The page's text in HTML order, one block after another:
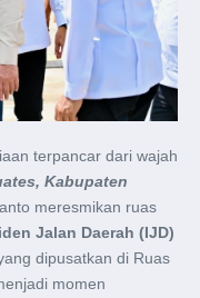
terpancar dari wajah
Kabupaten
meresmikan ruas
Jalan Daerah (IJD)
dipusatkan di Ruas
momen